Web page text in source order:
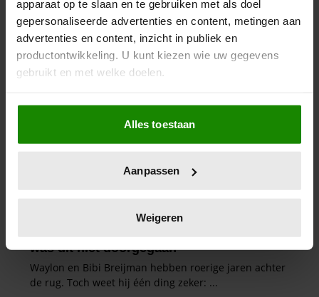
apparaat op te slaan en te gebruiken met als doel
gepersonaliseerde advertenties en content, metingen aan
advertenties en content, inzicht in publiek en
productontwikkeling. U kunt kiezen wie uw gegevens
gebruikt en met welke doelen.
Als u het toestaat, willen we ook graag:
Informatie verzamelen over uw geografische
locatie, die tot een paar meter nauwkeurig kan zijn
scannen op specifieke eigenschappen (fingerprinting)
verwerkt en stel uw voorkeuren in het
intrekken in de Cookieverklaring.
We gebruiken cookies om content en advertenties te
Alles toestaan
Aanpassen
Weigeren